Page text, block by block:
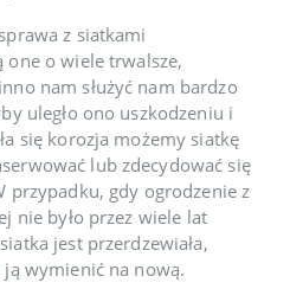
z siatkami
one o wiele trwalsze,
nam służyć nam bardzo
uległo ono uszkodzeniu i
się korozja możemy siatkę
lub zdecydować się
przypadku, gdy ogrodzenie z
nie było przez wiele lat
jest przerdzewiała,
wymienić na nową.